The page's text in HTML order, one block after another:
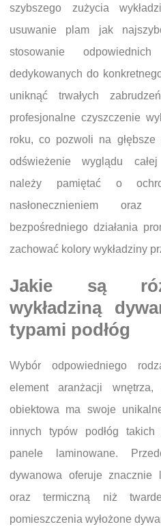
szybszego zużycia
usuwanie plam jak
stosowanie
dedykowanych do
uniknąć trwałych
profesjonalne czyszczenie
roku, co pozwoli na głębsze
odświeżenie wyglądu
należy pamiętać o
nasłonecznieniem
bezpośredniego działania
zachować kolory wykładziny
Jakie są
wykładziną
typami podłóg
Wybór odpowiedniego
element aranżacji
obiektowa ma swoje
innych typów podłóg
panele laminowane.
dywanowa oferuje znacznie
oraz termiczną niż
pomieszczenia wyłożone